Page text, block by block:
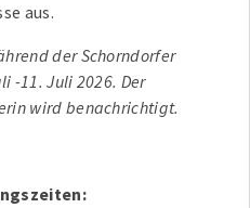
aus.
der Schorndorfer
-11. Juli 2026. Der
wird benachrichtigt.